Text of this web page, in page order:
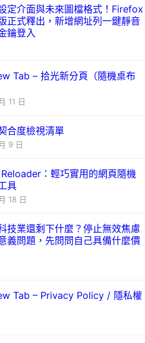
定介面與未來圖檔格式！Firefox
正式釋出，新增網址列一鍵靜音
鑰登入
Tab – 拾光新分頁（隨機桌布
11 日
合度檢視清單
9 日
：輕巧實用的網頁隨機
具
18 日
技業還剩下什麼？停止無效焦慮
義問題，先問問自己具備什麼價
Tab – Privacy Policy / 隱私權